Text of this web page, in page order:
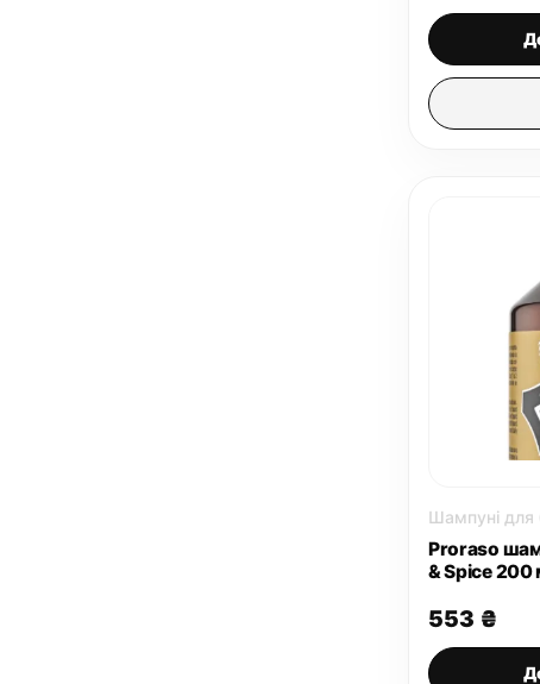
Шампуні для
Proraso
& Spice 200
553 ₴